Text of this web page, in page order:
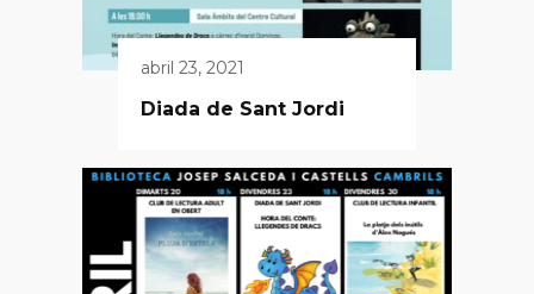
abril 23, 2021
Diada de Sant Jordi